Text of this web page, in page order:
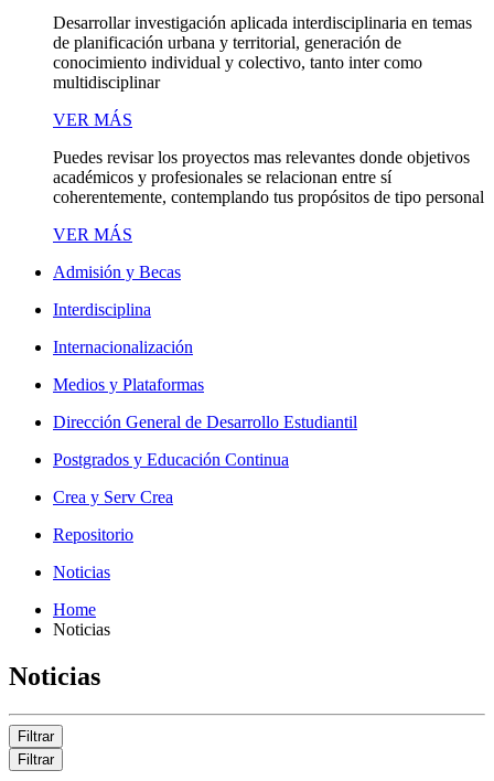
Desarrollar investigación aplicada interdisciplinaria en temas
de planificación urbana y territorial, generación de
conocimiento individual y colectivo, tanto inter como
multidisciplinar
VER MÁS
Puedes revisar los proyectos mas relevantes donde objetivos
académicos y profesionales se relacionan entre sí
coherentemente, contemplando tus propósitos de tipo personal
VER MÁS
Admisión y Becas
Interdisciplina
Internacionalización
Medios y Plataformas
Dirección General de Desarrollo Estudiantil
Postgrados y Educación Continua
Crea y Serv Crea
Repositorio
Noticias
Home
Noticias
Noticias
Filtrar
Filtrar